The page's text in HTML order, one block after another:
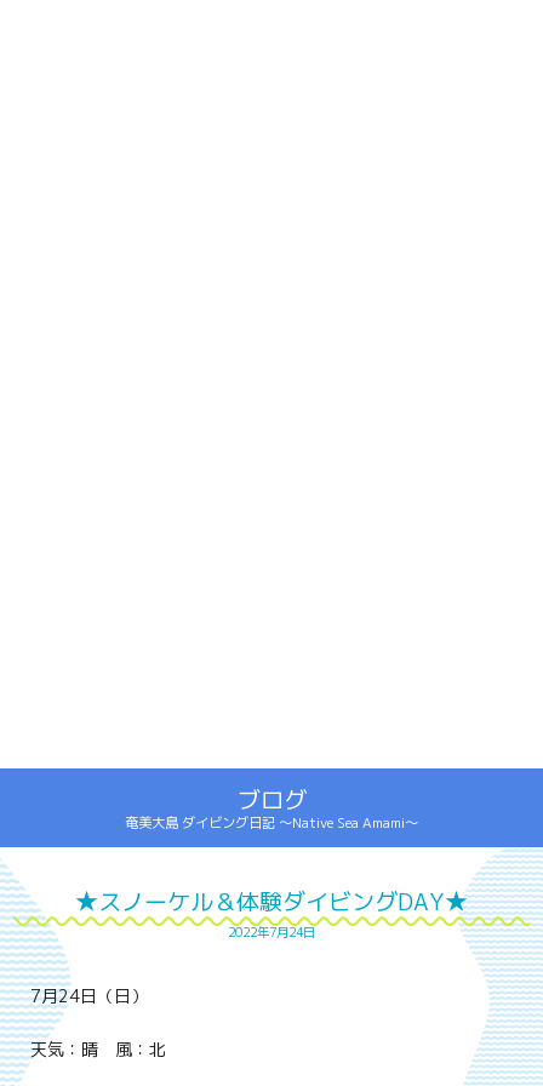
ブログ
奄美大島 ダイビング日記 ～Native Sea Amami～
★スノーケル＆体験ダイビングDAY★
2022年7月24日
7月24日（日）
天気：晴 風：北